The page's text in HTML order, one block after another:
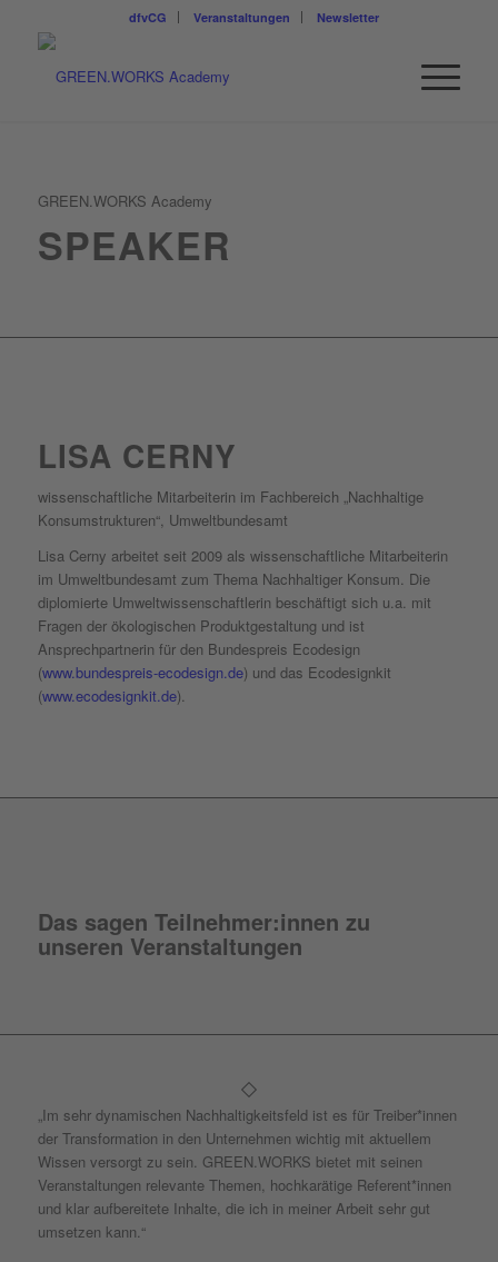
dfvCG Veranstaltungen Newsletter
GREEN.WORKS Academy
SPEAKER
LISA CERNY
wissenschaftliche Mitarbeiterin im Fachbereich „Nachhaltige
Konsumstrukturen“, Umweltbundesamt
Lisa Cerny arbeitet seit 2009 als wissenschaftliche Mitarbeiterin
im Umweltbundesamt zum Thema Nachhaltiger Konsum. Die
diplomierte Umweltwissenschaftlerin beschäftigt sich u.a. mit
Fragen der ökologischen Produktgestaltung und ist
Ansprechpartnerin für den Bundespreis Ecodesign
(www.bundespreis-ecodesign.de) und das Ecodesignkit
(www.ecodesignkit.de).
Das sagen Teilnehmer:innen zu
unseren Veranstaltungen
„Im sehr dynamischen Nachhaltigkeitsfeld ist es für Treiber*innen
der Transformation in den Unternehmen wichtig mit aktuellem
Wissen versorgt zu sein. GREEN.WORKS bietet mit seinen
Veranstaltungen relevante Themen, hochkarätige Referent*innen
und klar aufbereitete Inhalte, die ich in meiner Arbeit sehr gut
umsetzen kann.“